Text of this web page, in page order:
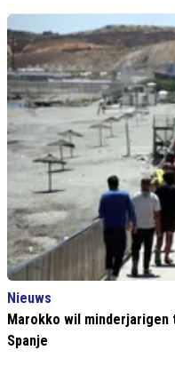
Nieuws
Marokko wil
Spanje